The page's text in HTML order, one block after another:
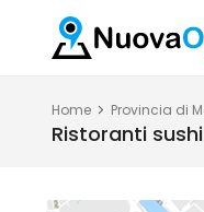
Home Provincia di
Ristoranti